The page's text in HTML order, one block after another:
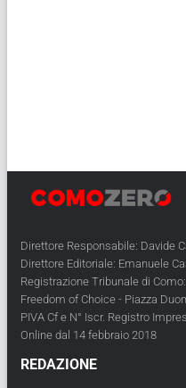
Direttore Responsabile: Davide
Direttore Editoriale: Emanuele
Registrazione Tribunale di
Freedom of Choice - Piazza
PIVA Cf e N° Iscr. Registro
Online dal 14 febbraio 2018
REDAZIONE